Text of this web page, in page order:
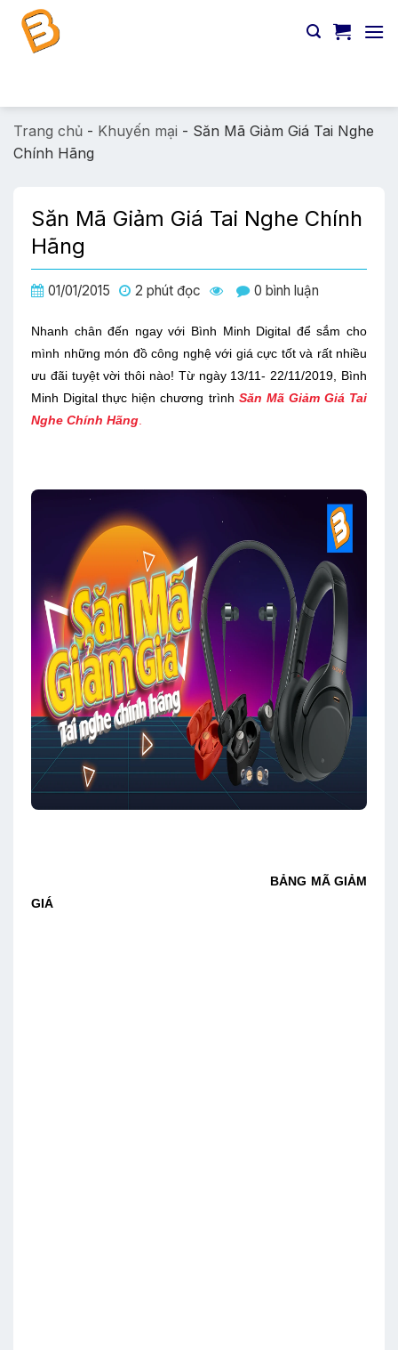
Chuyển
đến
Trang chủ - Khuyến mại - Săn Mã Giảm Giá Tai Nghe
Chính Hãng
Săn Mã Giảm Giá Tai Nghe Chính
Hãng
01/01/2015 2 phút đọc 0 bình luận
Nhanh chân đến ngay với Bình Minh Digital để sắm cho
mình những món đồ công nghệ với giá cực tốt và rất nhiều
ưu đãi tuyệt vời thôi nào! Từ ngày 13/11- 22/11/2019, Bình
Minh Digital thực hiện chương trình Săn Mã Giảm Giá Tai
Nghe Chính Hãng
BẢNG MÃ GIẢM
GIÁ